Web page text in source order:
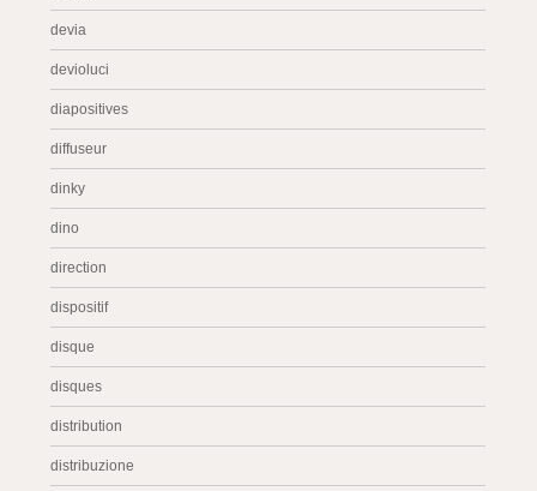
devia
devioluci
diapositives
diffuseur
dinky
dino
direction
dispositif
disque
disques
distribution
distribuzione